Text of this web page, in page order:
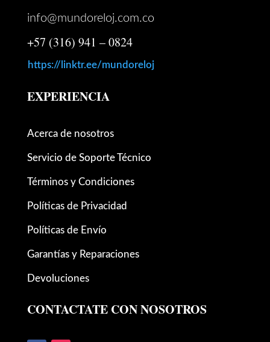
info@mundoreloj.com.co
+57 (316) 941 – 0824
https://linktr.ee/mundoreloj
EXPERIENCIA
Acerca de nosotros
Servicio de Soporte Técnico
Términos y Condiciones
Políticas de Privacidad
Políticas de Envío
Garantías y Reparaciones
Devoluciones
CONTACTATE CON NOSOTROS